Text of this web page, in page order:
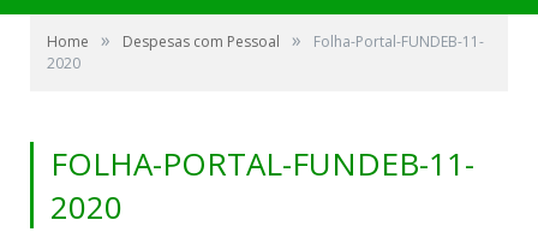
Home » Despesas com Pessoal »
Folha-Portal-FUNDEB-11-
2020
FOLHA-PORTAL-FUNDEB-11-
2020